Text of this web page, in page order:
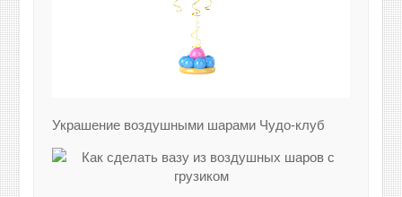
Украшение воздушными шарами Чудо-клуб